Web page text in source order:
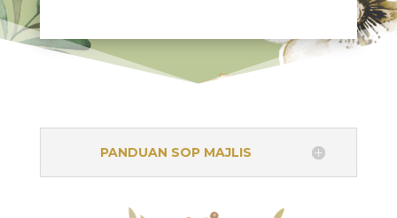
PANDUAN SOP MAJLIS